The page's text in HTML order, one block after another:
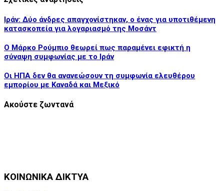
Ιράν: Δύο άνδρες απαγχονίστηκαν, ο ένας για υποτιθέμενη
κατασκοπεία για λογαριασμό της Μοσάντ
Ο Μάρκο Ρούμπιο θεωρεί πως παραμένει εφικτή η
σύναψη συμφωνίας με το Ιράν
Οι ΗΠΑ δεν θα ανανεώσουν τη συμφωνία ελευθέρου
εμπορίου με Καναδά και Μεξικό
Ακούστε ζωντανά
ΚΟΙΝΩΝΙΚΑ ΔΙΚΤΥΑ